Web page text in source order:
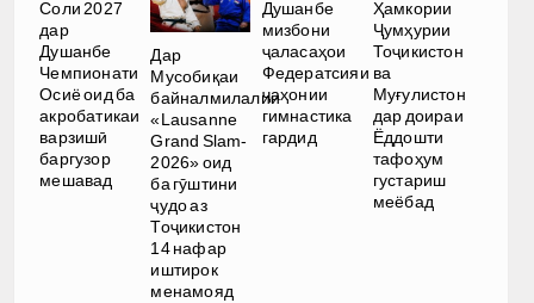
Соли 2027
дар
Душанбе
Чемпионати
Осиё оид ба
акробатикаи
варзишӣ
баргузор
мешавад
Дар
Мусобиқаи
байналмилалии
«Lausanne
Grand Slam-
2026» оид
ба гӯштини
ҷудо аз
Тоҷикистон
14 нафар
иштирок
менамояд
Душанбе
мизбони
ҷаласаҳои
Федератсияи
ҷаҳонии
гимнастика
гардид
Ҳамкории
Ҷумҳурии
Тоҷикистон
ва
Муғулистон
дар доираи
Ёддошти
тафоҳум
густариш
меёбад